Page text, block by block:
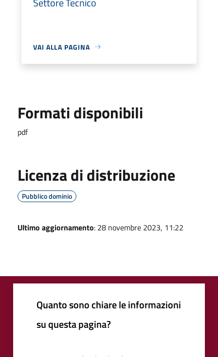
VAI ALLA PAGINA
Formati disponibili
pdf
Licenza di distribuzione
Pubblico dominio
Ultimo aggiornamento: 28 novembre 2023, 11:22
Quanto sono chiare le informazioni
su questa pagina?